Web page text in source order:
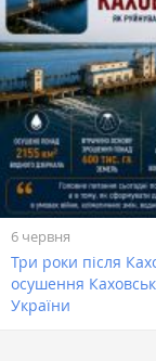
6 червня
Три роки після
осушення
України